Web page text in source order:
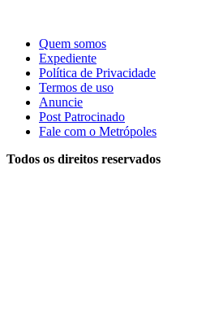
Quem somos
Expediente
Política de Privacidade
Termos de uso
Anuncie
Post Patrocinado
Fale com o Metrópoles
Todos os direitos reservados